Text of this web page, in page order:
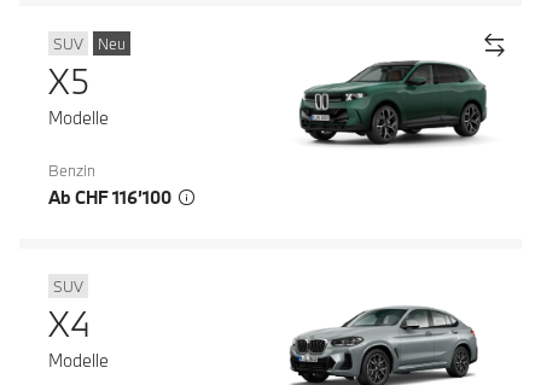
SUV Neu
X5
Modelle
Benzin
Ab CHF 116’100
SUV
X4
Modelle